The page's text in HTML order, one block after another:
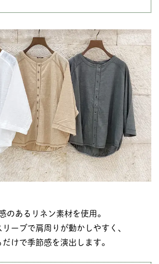
のあるリネン素材を使用。
リーブで肩周りが動かしやすく、
だけで季節感を演出します。